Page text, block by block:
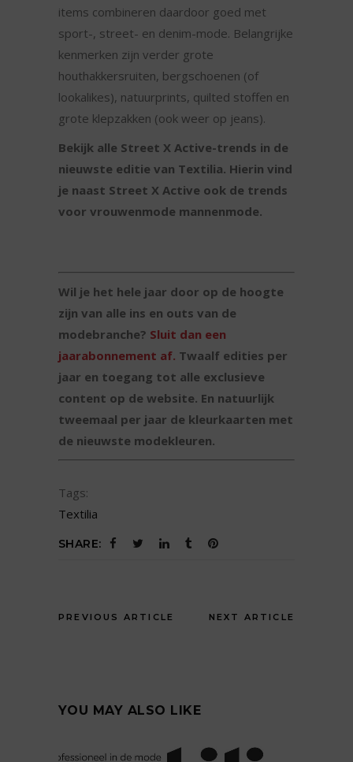
items combineren daardoor goed met
sport-, street- en denim-mode. Belangrijke
kenmerken zijn verder grote
houthakkersruiten, bergschoenen (of
lookalikes), natuurprints, quilted stoffen en
grote klepzakken (ook weer op jeans).
Bekijk alle Street X Active-trends in de
nieuwste editie van Textilia. Hierin vind
je naast Street X Active ook de trends
voor vrouwenmode mannenmode.
Wil je het hele jaar door op de hoogte
zijn van alle ins en outs van de
modebranche? Sluit dan een
jaarabonnement af. Twaalf edities per
jaar en toegang tot alle exclusieve
content op de website. En natuurlijk
tweemaal per jaar de kleurkaarten met
de nieuwste modekleuren.
Tags:
Textilia
SHARE:
PREVIOUS ARTICLE NEXT ARTICLE
YOU MAY ALSO LIKE